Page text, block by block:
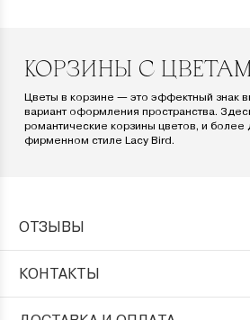
КОРЗИНЫ С
Цветы в корзине — это эффектный знак
вариант оформления пространства.
романтические корзины цветов, и более
фирменном стиле Lacy Bird.
ОТЗЫВЫ
КОНТАКТЫ